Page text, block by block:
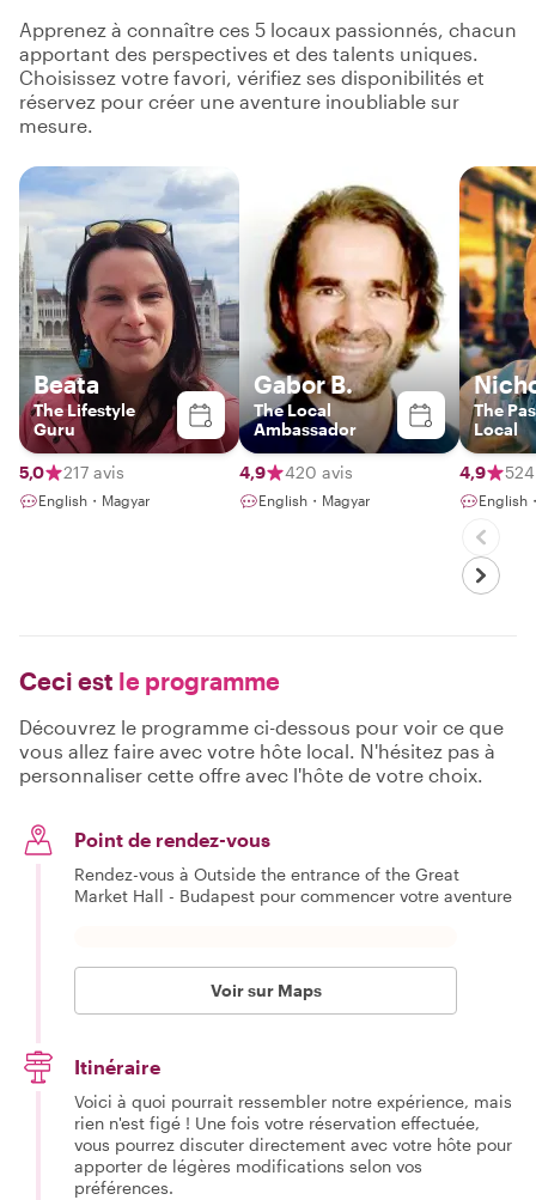
Apprenez à connaître ces 5 locaux passionnés, chacun
apportant des perspectives et des talents uniques.
Choisissez votre favori, vérifiez ses disponibilités et
réservez pour créer une aventure inoubliable sur
mesure.
Beata
The Lifestyle
Guru
5,0 217 avis
English・Magyar
Gabor B.
The Local
Ambassador
4,9 420 avis
English・Magyar
The
Local
4,9
English
Ceci est le programme
Découvrez le programme ci-dessous pour voir ce que
vous allez faire avec votre hôte local. N'hésitez pas à
personnaliser cette offre avec l'hôte de votre choix.
Point de rendez-vous
Rendez-vous à Outside the entrance of the Great
Market Hall - Budapest pour commencer votre aventure
Voir sur Maps
Itinéraire
Voici à quoi pourrait ressembler notre expérience, mais
rien n'est figé ! Une fois votre réservation effectuée,
vous pourrez discuter directement avec votre hôte pour
apporter de légères modifications selon vos
préférences.